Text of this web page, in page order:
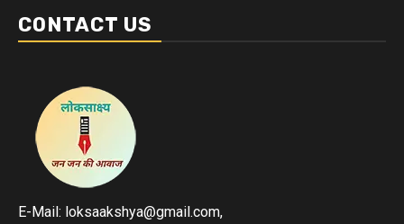
CONTACT US
E-Mail: loksaakshya@gmail.com,